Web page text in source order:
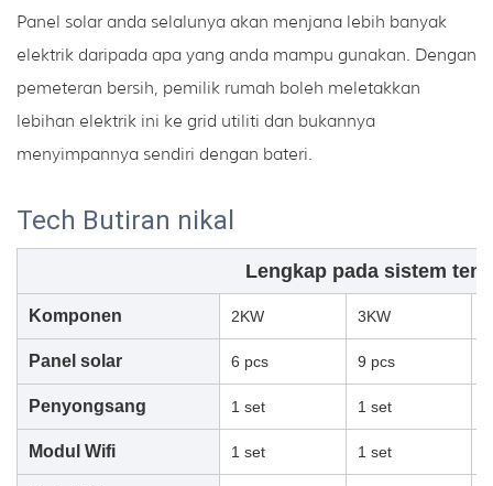
Panel solar anda selalunya akan menjana lebih banyak
elektrik daripada apa yang anda mampu gunakan. Dengan
pemeteran bersih, pemilik rumah boleh meletakkan
lebihan elektrik ini ke grid utiliti dan bukannya
menyimpannya sendiri dengan bateri.
Tech Butiran nikal
Lengkap pada sistem
Komponen 2KW 3KW
Panel solar 6 pcs 9 pcs
Penyongsang 1 set 1 set
Modul Wifi 1 set 1 set